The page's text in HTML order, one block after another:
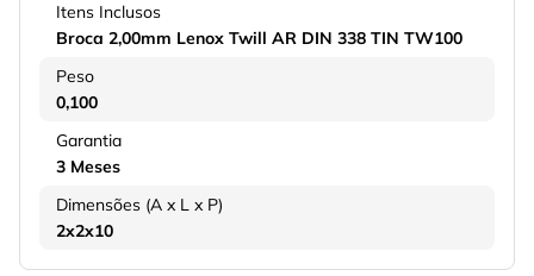
Itens Inclusos
Broca 2,00mm Lenox Twill AR DIN 338 TIN TW100
Peso
0,100
Garantia
3 Meses
Dimensões (A x L x P)
2x2x10